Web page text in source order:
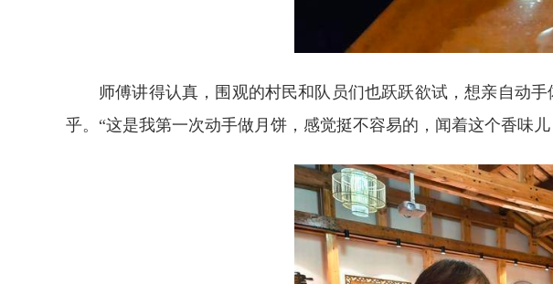
师傅讲得认真，围观的村民和队员们也跃跃欲试，想亲自动
乎。“这是我第一次动手做月饼，感觉挺不容易的，闻着这个香味